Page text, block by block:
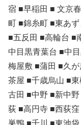
宿 ■早稲田 ■ 文京
町 ■錦糸町 ■東あ
■五反田 ■高輪台 ■
中目黒青葉台 ■中
梅屋敷 ■蒲田 ■久
茶屋 ■千歳烏山 ■
古田 ■中野 ■新中
荻 ■高円寺 ■西荻